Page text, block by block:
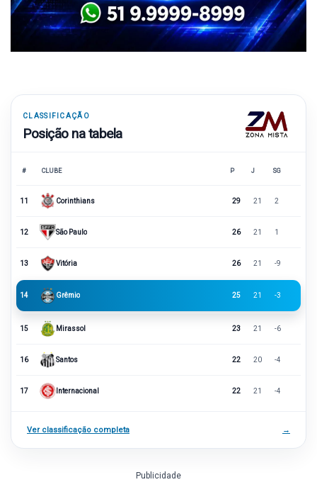
CLASSIFICAÇÃO
Posição na tabela
# CLUBE P J SG
11 Corinthians 29 21 2
12 São Paulo 26 21 1
13 Vitória 26 21 -9
14 Grêmio 25 21 -3
15 Mirassol 23 21 -6
16 Santos 22 20 -4
17 Internacional 22 21 -4
Ver classificação completa →
Publicidade